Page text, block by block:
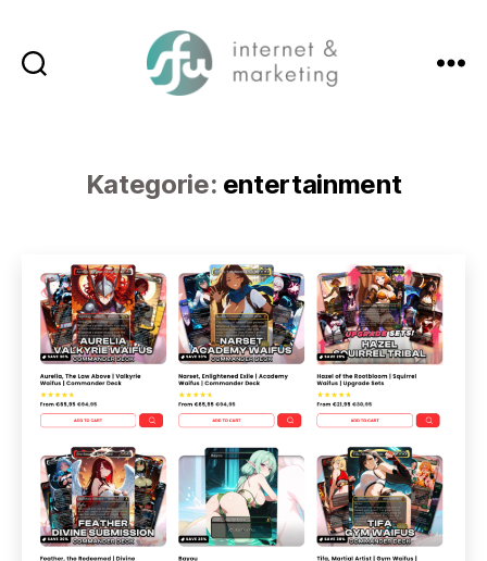
Kategorie: entertainment